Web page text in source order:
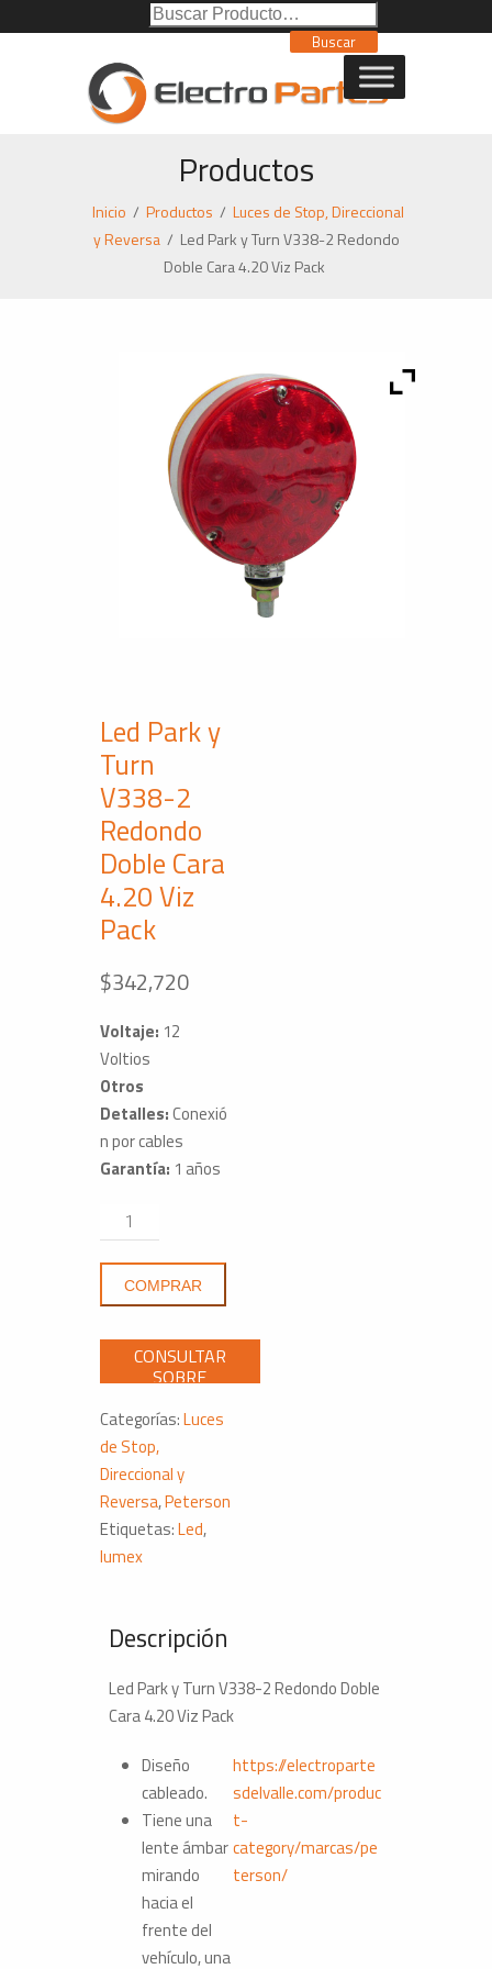
Buscar
Poducto:
Buscar
Productos
Inicio / Productos / Luces de Stop, Direccional
y Reversa / Led Park y Turn V338-2 Redondo
Doble Cara 4.20 Viz Pack
Led Park y
Turn
V338-2
Redondo
Doble Cara
4.20 Viz
Pack
$342,720
Voltaje: 12
Voltios
Otros
Detalles:Conexió
n por cables
Garantía: 1 años
Park
y
Turn
Redondo
Doble
Cara
4.20
Viz
Pack
cantidad
COMPRAR
Categorías:Luces
de Stop,
Direccional y
Reversa,Peterson
Etiquetas:Led,
lumex
Descripción
Led Park y Turn V338-2 Redondo Doble
Cara 4.20 Viz Pack
Diseño
cableado.
Tiene una
lente ámbar
mirando
hacia el
frente del
vehículo, una
https://electroparte
sdelvalle.com/produc
t-
category/marcas/pe
terson/